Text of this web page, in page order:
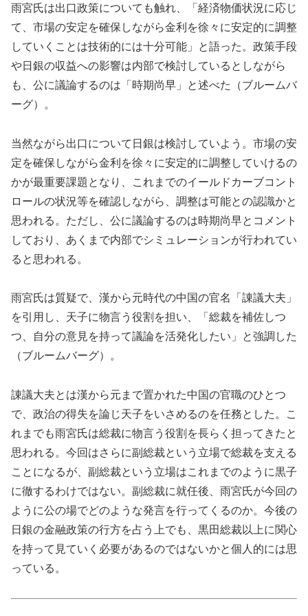
雨宮氏は出口政策についても触れ、「経済物価状況に応じ
て、市場の安定を確保しながら金利を徐々に安定的に調整
していくことは技術的には十分可能」と語った。政策手段
や日銀の収益への影響は内部で検討しているとしながら
も、公に議論するのは「時期尚早」と述べた（ブルームバ
ーグ）。
当然ながら出口について日銀は検討していよう。市場の安
定を確保しながら金利を徐々に安定的に調整していけるの
かが最重要課題となり、これまでのイールドカーブコント
ロールの状況等を確認しながら、調整は可能との認識かと
思われる。ただし、公に議論するのは時期尚早とコメント
しており、あくまで内部でシミュレーションが行われてい
ると思われる。
雨宮氏は質疑で、漢から元時代の中国の官名「諌議大夫」
を引用し、天子に物言う役割を担い、「総裁を補佐しつ
つ、自分の意見を持って議論を活発化したい」と強調した
（ブルームバーグ）。
諌議大夫とは漢から元まで置かれた中国の官職のひとつ
で、政治の得失を論じ天子をいさめるのを任務とした。こ
れまでも雨宮氏は総裁に物言う役割を長らく担ってきたと
思われる。今回はさらに副総裁という立場で総裁を支える
ことになるが、副総裁という立場はこれまでのように黒子
に徹するわけではない。副総裁に就任後、雨宮氏が今回の
ように公の場でどのような発言を行ってくるのか。今後の
日銀の金融政策の行方を占う上でも、黒田総裁以上に関心
を持って見ていく必要があるのではないかと個人的には思
っている。